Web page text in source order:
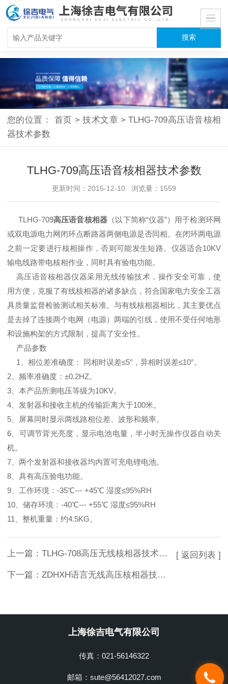
您的位置： 首页 > 技术文章 > TLHG-709高压语音核相
器技术参数
TLHG-709高压语音核相器技术参数
更新时间：2015-12-10 浏览量：1559
TLHG-709高压语音核相器 （以下简称“仪器”）用于检测环网
或双电源电力网闭环点断路器两侧电源是否同相。在闭环两电源
之前一定要进行核相操作，否则可能发生短路。仪器适合10KV
输电线路带电核相作业，同时具有验电功能。
高压语音核相器仪器采用无线传输技术，操作安全可靠，使
用方便，克服了有线核相器的诸多缺点，符合国家电力安全工器
具质量监督检验测试相关标准。与有线核相器相比，其主要优点
是去掉了连接两个电网（电源）两端的引线，使用不受任何地形
和设施构架的方式限制，提高了安全性。
产品参数
1、相位差准确度： 同相时误差≤5°，异相时误差≤10°。
2、频率准确度：±0.2HZ。
3、本产品所测电压等级为10KV。
4、发射器和接收主机的传输距离大于100米。
5、屏幕同时显示两线路相位差、波形和频率。
6、可调节背光亮度，显示电池电量，半小时无操作仪器自动关
机。
7、两个发射器和接收器均内置可充电锂电池。
8、具有高压验电功能。
9、工作环境：-35℃--- +45℃ 湿度≤95%RH
10、储存环境：-40℃--- +55℃ 湿度≤95%RH
11、整机重量：约4.5KG。
上一篇： TLHG-708高压无线核相器技术参数
下一篇： ZDHXH语言无线高压核相器技术参数
[ 返回列表 ]
上海徐吉电气有限公司
传真：021-56146322
邮箱：sute@56412027.com